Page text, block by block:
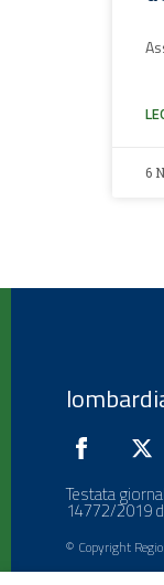
6
Testata
14772/2019
© Copyright